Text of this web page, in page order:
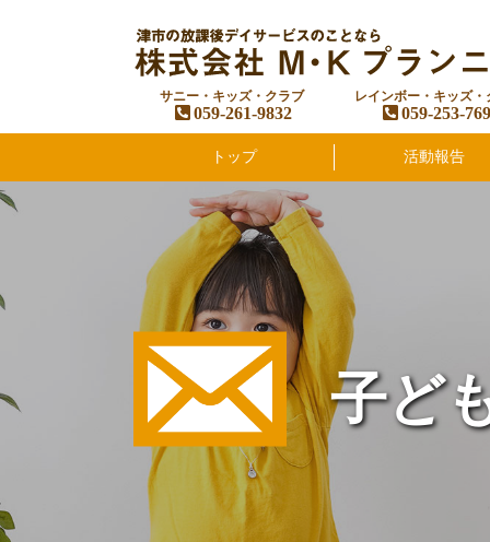
サニー・キッズ・クラブ
059-261-9832
レインボー・キッズ・
059-253-
トップ 活動報告
子ど